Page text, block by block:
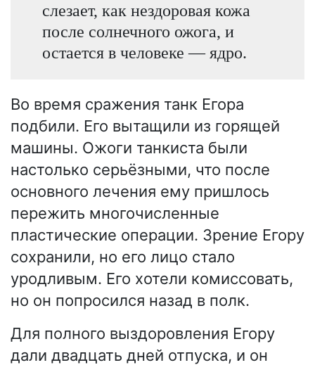
слезает, как нездоровая кожа
после солнечного ожога, и
остается в человеке — ядро.
Во время сражения танк Егора
подбили. Его вытащили из горящей
машины. Ожоги танкиста были
настолько серьёзными, что после
основного лечения ему пришлось
пережить многочисленные
пластические операции. Зрение Егору
сохранили, но его лицо стало
уродливым. Его хотели комиссовать,
но он попросился назад в полк.
Для полного выздоровления Егору
дали двадцать дней отпуска, и он